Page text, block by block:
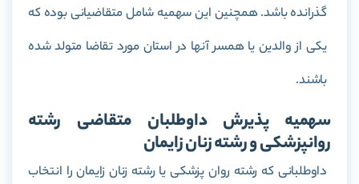
گذرانده باشد. همچنین این سهمیه شامل متقاضیانی بوده که
یکی از والدین یا همسر آنها در استان مورد تقاضا متولد شده
باشند.
سهمیه پذیرش داوطلبان متقاضی رشته
روانپزشکی و رشته زنان زایمان
داوطلبانی که رشته روان پزشکی یا رشته زنان زایمان را انتخاب